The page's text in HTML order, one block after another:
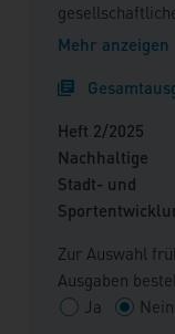
Miteinander
Deshalb bildet
Schaffung,
Verbesserung der
strukturellen
und Bewegung
Städten und
Darüber hinaus
Mehr anzeigen
Heft 2/2025
Nachhaltige
Stadt- und
Zur Auswahl
Ausgaben
Ja
Nein